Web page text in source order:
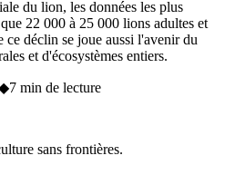
du lion, les données les plus
22 000 à 25 000 lions adultes et
déclin se joue aussi l'avenir du
et d'écosystèmes entiers.
7 min de lecture
sans frontières.